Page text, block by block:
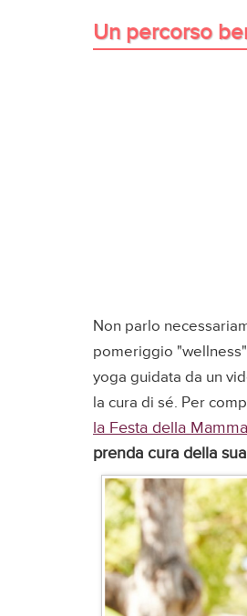
Un percorso
Non parlo
pomeriggio
yoga guidata da un
la cura di sé. Per
la Festa della Mamma
prenda cura della